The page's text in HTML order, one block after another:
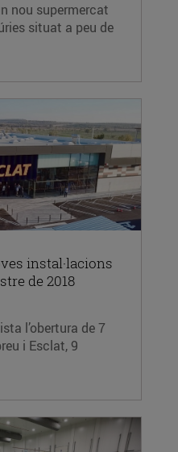
nou supermercat
situat a peu de
instal·lacions
de 2018
l’obertura de 7
i Esclat, 9